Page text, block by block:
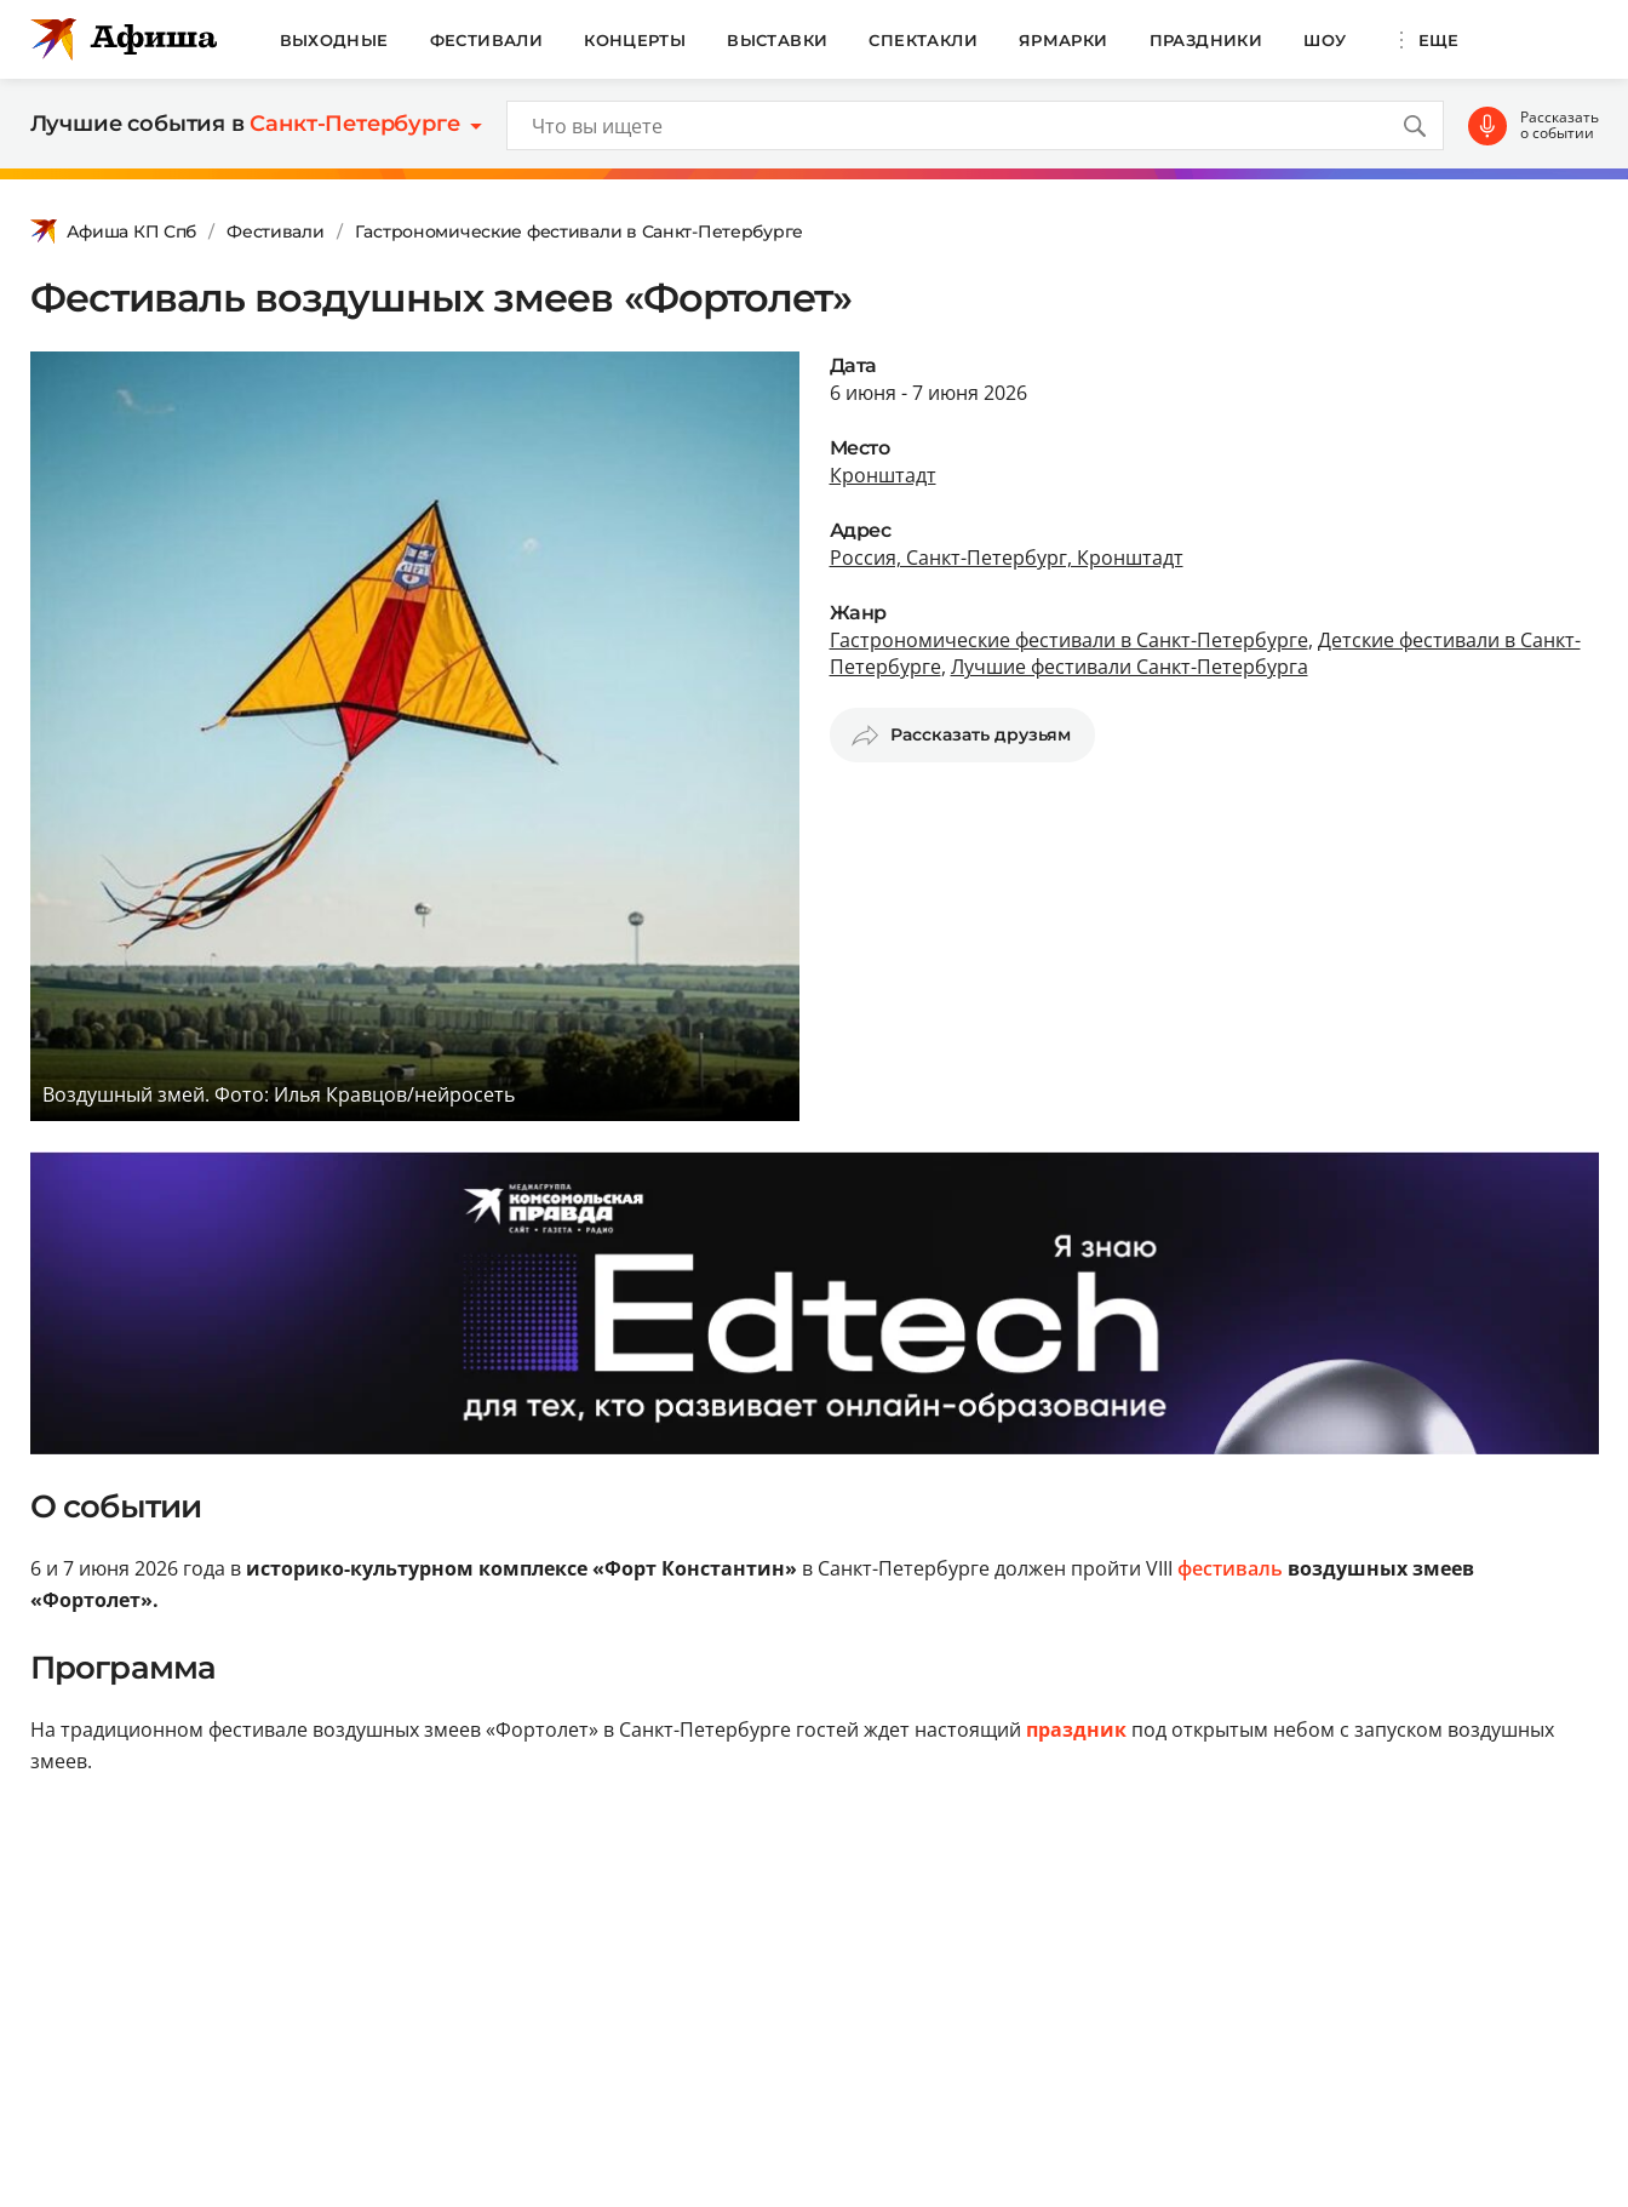
ВЫХОДНЫЕ ФЕСТИВАЛИ КОНЦЕРТЫ ВЫСТАВКИ СПЕКТАКЛИ ЯРМАРКИ ПРАЗДНИКИ ШОУ ЕЩЕ
Лучшие события вСанкт-Петербурге Рассказать
о событии
Афиша КП Спб Фестивали Гастрономические фестивали в Санкт-Петербурге
Фестиваль воздушных змеев «Фортолет»
Воздушный змей. Фото: Илья Кравцов/нейросеть
Дата
6 июня - 7 июня 2026
Место
Кронштадт
Адрес
Россия, Санкт-Петербург, Кронштадт
Жанр
Гастрономические фестивали в Санкт-Петербурге, Детские фестивали в Санкт-
Петербурге, Лучшие фестивали Санкт-Петербурга
Рассказать друзьям
О событии
6 и 7 июня 2026 года в историко-культурном комплексе «Форт Константин» в Санкт-Петербурге должен пройти VIII фестиваль воздушных змеев
«Фортолет».
Программа
На традиционном фестивале воздушных змеев «Фортолет» в Санкт-Петербурге гостей ждет настоящий праздникпод открытым небом с запуском воздушных
змеев.